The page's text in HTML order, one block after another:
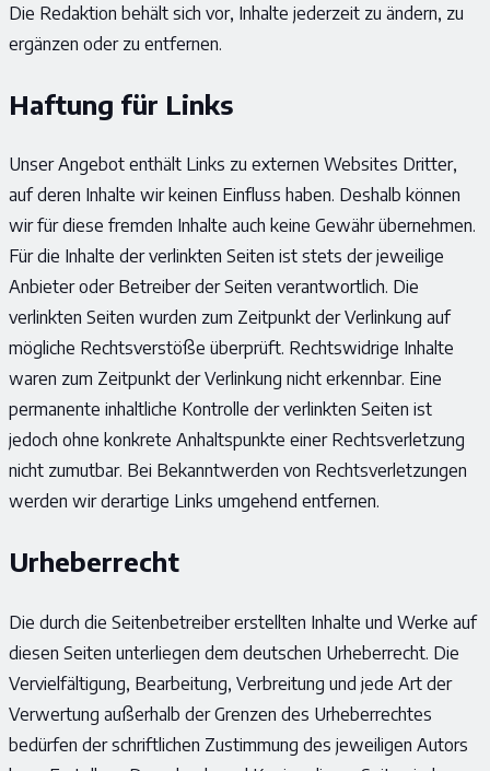
Die Redaktion behält sich vor, Inhalte jederzeit zu ändern, zu
ergänzen oder zu entfernen.
Haftung für Links
Unser Angebot enthält Links zu externen Websites Dritter,
auf deren Inhalte wir keinen Einfluss haben. Deshalb können
wir für diese fremden Inhalte auch keine Gewähr übernehmen.
Für die Inhalte der verlinkten Seiten ist stets der jeweilige
Anbieter oder Betreiber der Seiten verantwortlich. Die
verlinkten Seiten wurden zum Zeitpunkt der Verlinkung auf
mögliche Rechtsverstöße überprüft. Rechtswidrige Inhalte
waren zum Zeitpunkt der Verlinkung nicht erkennbar. Eine
permanente inhaltliche Kontrolle der verlinkten Seiten ist
jedoch ohne konkrete Anhaltspunkte einer Rechtsverletzung
nicht zumutbar. Bei Bekanntwerden von Rechtsverletzungen
werden wir derartige Links umgehend entfernen.
Urheberrecht
Die durch die Seitenbetreiber erstellten Inhalte und Werke auf
diesen Seiten unterliegen dem deutschen Urheberrecht. Die
Vervielfältigung, Bearbeitung, Verbreitung und jede Art der
Verwertung außerhalb der Grenzen des Urheberrechtes
bedürfen der schriftlichen Zustimmung des jeweiligen Autors